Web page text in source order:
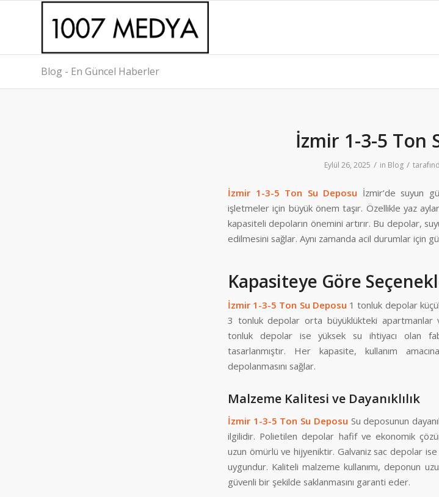
Blog - En Güncel Haberler
İzmir 1-3-5 Ton
Eylül 26, 2025 / in Blog /
İzmir 1-3-5 Ton Su Deposu İzmir’de suyun
işletmeler için büyük önem taşır. Özellikle yaz
kapasiteli depoların önemini artırır. Bu depolar,
edilmesini sağlar. Aynı zamanda acil durumlar için
Kapasiteye Göre
İzmir 1-3-5 Ton Su Deposu 1 tonluk depolar
3 tonluk depolar orta büyüklükteki
tonluk depolar ise yüksek su ihtiyacı olan
tasarlanmıştır. Her kapasite, kullanım
depolanmasını sağlar.
Malzeme Kalitesi ve Dayanıklılık
İzmir 1-3-5 Ton Su Deposu Su deposunun
ilgilidir. Polietilen depolar hafif ve ekonomik
uzun ömürlü ve hijyeniktir. Galvaniz sac depolar
uygundur. Kaliteli malzeme kullanımı, deponun
güvenli bir şekilde saklanmasını garanti eder.